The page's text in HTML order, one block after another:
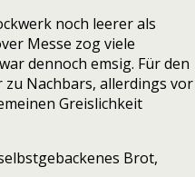
noch leerer als
Messe zog viele
dennoch emsig. Für den
Nachbars, allerdings vor
Greislichkeit
Brot,